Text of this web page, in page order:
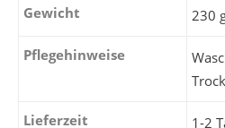
Gewicht 230
Pflegehinweise
Lieferzeit 1-2